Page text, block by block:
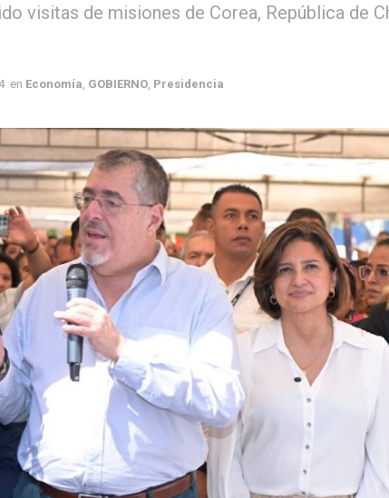
visitas de misiones de Corea, República de
en Economía GOBIERNO Presidencia